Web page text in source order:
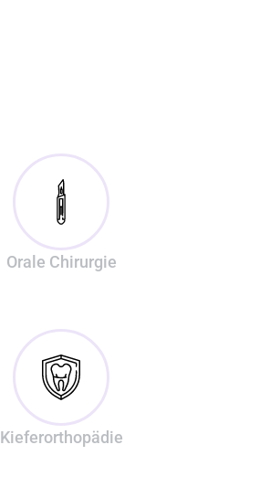
Orale Chirurgie
Kieferorthopädie